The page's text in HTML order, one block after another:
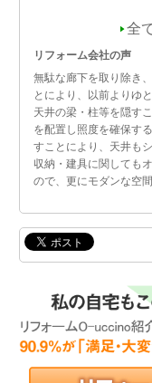
全
リフォーム会社の声
無駄な廊下を取り除き
とにより、以前よりゆ
天井の梁・柱等を隠す
を配置し照度を確保す
すことにより、天井も
収納・建具に関しても
ので、更にモダンな空